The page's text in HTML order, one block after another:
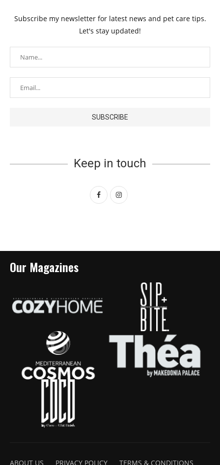
Subscribe my newsletter for latest news and pet care tips.
Let's stay updated!
Keep in touch
Our Magazines
ABOUT US PRIVACY POLICY TERMS & CONDITIONS